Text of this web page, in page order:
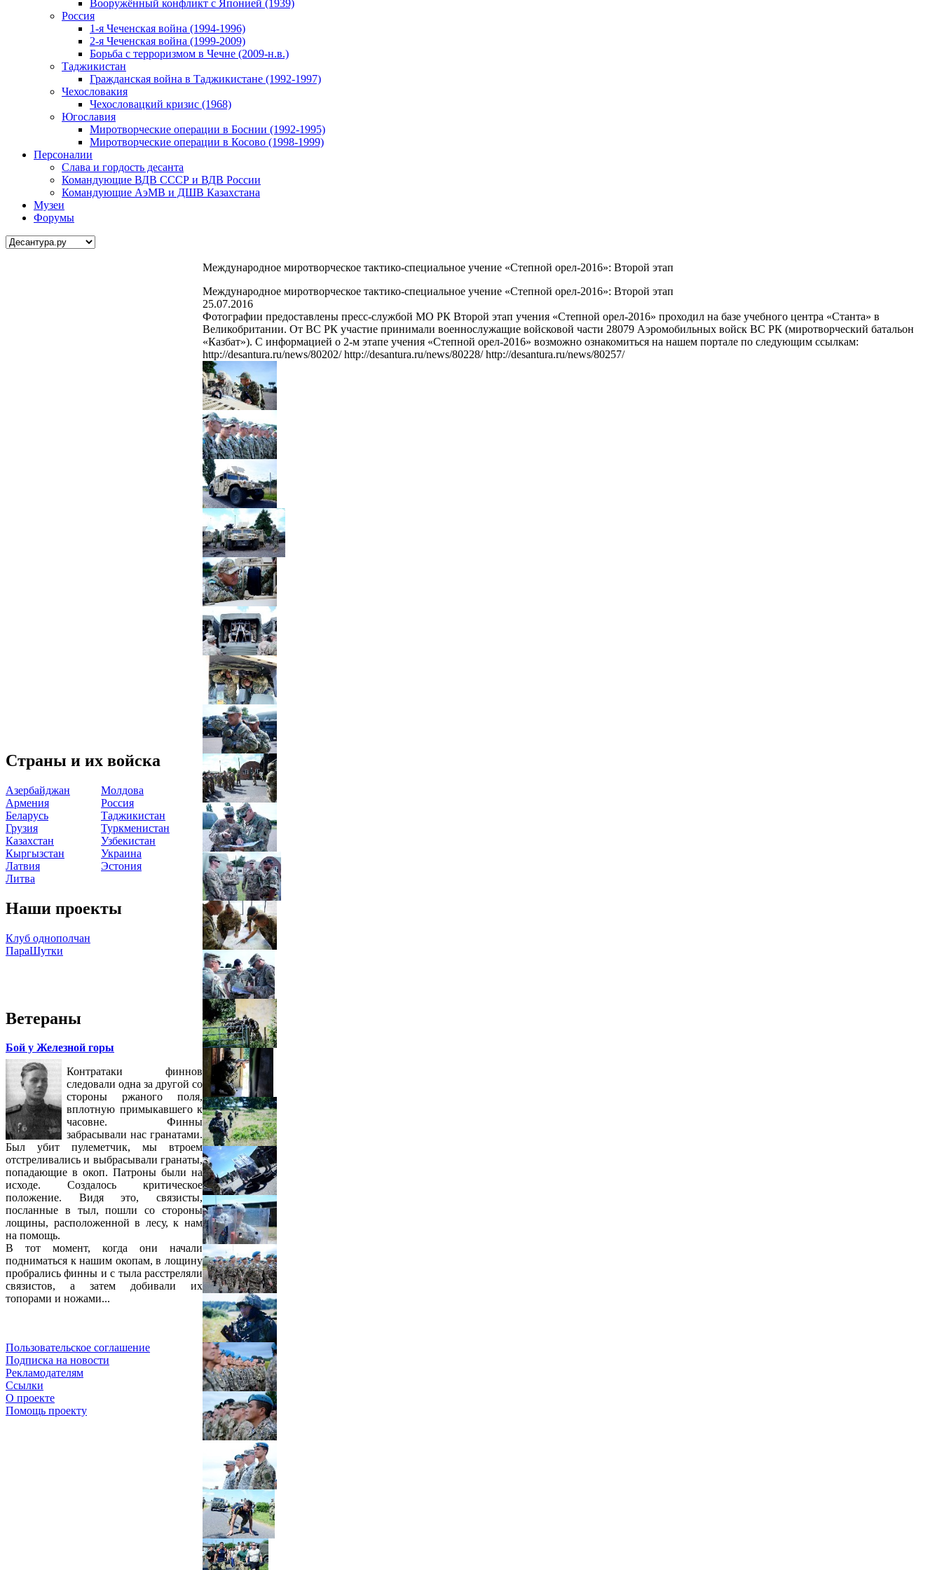
Вооружённый конфликт с Японией (1939)
Россия
1-я Чеченская война (1994-1996)
2-я Чеченская война (1999-2009)
Борьба с терроризмом в Чечне (2009-н.в.)
Таджикистан
Гражданская война в Таджикистане (1992-1997)
Чехословакия
Чехословацкий кризис (1968)
Югославия
Миротворческие операции в Боснии (1992-1995)
Миротворческие операции в Косово (1998-1999)
Персоналии
Слава и гордость десанта
Командующие ВДВ СССР и ВДВ России
Командующие АэМВ и ДШВ Казахстана
Музеи
Форумы
Страны и их войска
Азербайджан
Армения
Беларусь
Грузия
Казахстан
Кыргызстан
Латвия
Литва
Молдова
Россия
Таджикистан
Туркменистан
Узбекистан
Украина
Эстония
Наши проекты
Клуб однополчан
ПараШутки
Ветераны
Бой у Железной горы
Контратаки финнов
следовали одна за другой со
стороны ржаного поля,
вплотную примыкавшего к
часовне. Финны
забрасывали нас гранатами.
Был убит пулеметчик, мы втроем
отстреливались и выбрасывали гранаты,
попадающие в окоп. Патроны были на
исходе. Создалось критическое
положение. Видя это, связисты,
посланные в тыл, пошли со стороны
лощины, расположенной в лесу, к нам
на помощь.
В тот момент, когда они начали
подниматься к нашим окопам, в лощину
пробрались финны и с тыла расстреляли
связистов, а затем добивали их
топорами и ножами...
Пользовательское соглашение
Подписка на новости
Рекламодателям
Ссылки
О проекте
Помощь проекту
Международное миротворческое тактико-специальное учение «Степной орел-2016»: Второй этап
Международное миротворческое тактико-специальное учение «Степной орел-2016»: Второй этап
25.07.2016
Фотографии предоставлены пресс-службой МО РК Второй этап учения «Степной орел-2016» проходил на базе учебного центра «Станта» в
Великобритании. От ВС РК участие принимали военнослужащие войсковой части 28079 Аэромобильных войск ВС РК (миротворческий батальон
«Казбат»). С информацией о 2-м этапе учения «Степной орел-2016» возможно ознакомиться на нашем портале по следующим ссылкам:
http://desantura.ru/news/80202/ http://desantura.ru/news/80228/ http://desantura.ru/news/80257/